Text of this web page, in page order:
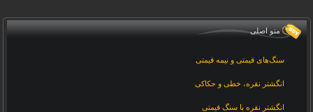
منو اصلی
سنگ‌های قیمتی و نیمه قیمتی
انگشتر نقره، خطی و حکاکی
انگشتر نقره با سنگ قیمتی